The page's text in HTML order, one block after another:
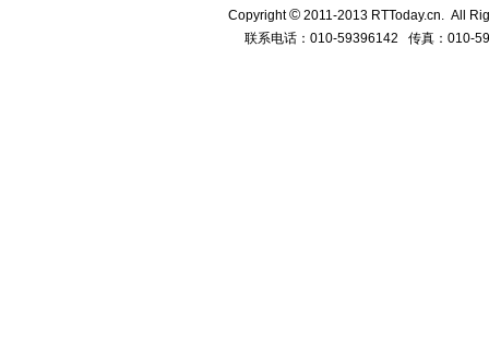
Copyright© 2011-2013 RTToday.cn. All
联系电话：010-59396142 传真：